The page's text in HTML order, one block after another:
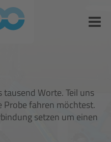
Worte. Teil uns
Probe fahren möchtest.
setzen um einen